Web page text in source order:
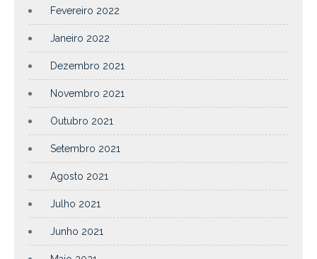
Fevereiro 2022
Janeiro 2022
Dezembro 2021
Novembro 2021
Outubro 2021
Setembro 2021
Agosto 2021
Julho 2021
Junho 2021